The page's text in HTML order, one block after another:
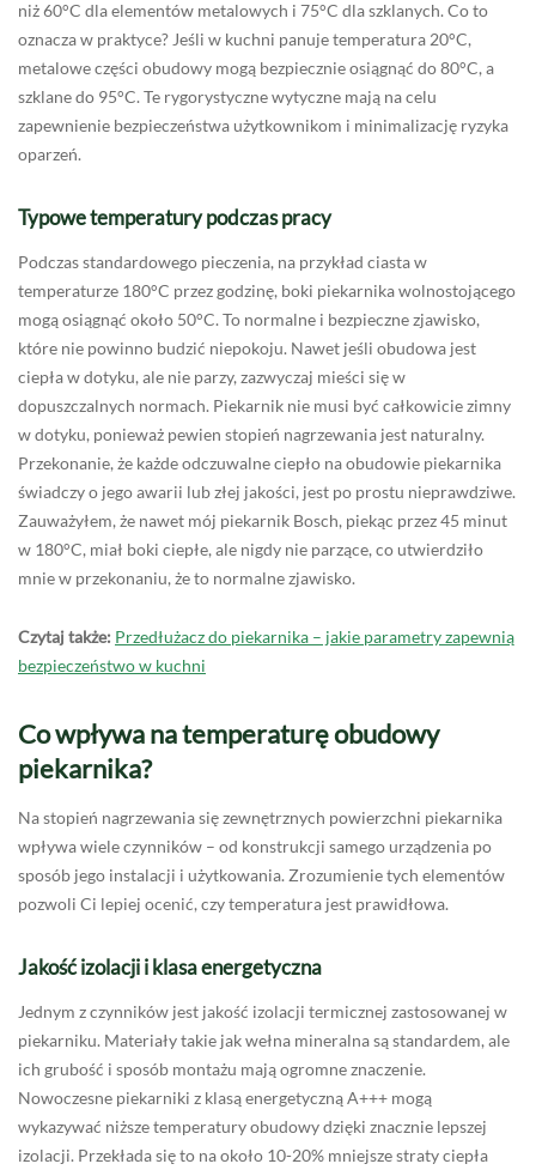
niż 60°C dla elementów metalowych i 75°C dla szklanych. Co to
oznacza w praktyce? Jeśli w kuchni panuje temperatura 20°C,
metalowe części obudowy mogą bezpiecznie osiągnąć do 80°C, a
szklane do 95°C. Te rygorystyczne wytyczne mają na celu
zapewnienie bezpieczeństwa użytkownikom i minimalizację ryzyka
oparzeń.
Typowe temperatury podczas pracy
Podczas standardowego pieczenia, na przykład ciasta w
temperaturze 180°C przez godzinę, boki piekarnika wolnostojącego
mogą osiągnąć około 50°C. To normalne i bezpieczne zjawisko,
które nie powinno budzić niepokoju. Nawet jeśli obudowa jest
ciepła w dotyku, ale nie parzy, zazwyczaj mieści się w
dopuszczalnych normach. Piekarnik nie musi być całkowicie zimny
w dotyku, ponieważ pewien stopień nagrzewania jest naturalny.
Przekonanie, że każde odczuwalne ciepło na obudowie piekarnika
świadczy o jego awarii lub złej jakości, jest po prostu nieprawdziwe.
Zauważyłem, że nawet mój piekarnik Bosch, piekąc przez 45 minut
w 180°C, miał boki ciepłe, ale nigdy nie parzące, co utwierdziło
mnie w przekonaniu, że to normalne zjawisko.
Czytaj także: Przedłużacz do piekarnika – jakie parametry zapewnią
bezpieczeństwo w kuchni
Co wpływa na temperaturę obudowy
piekarnika?
Na stopień nagrzewania się zewnętrznych powierzchni piekarnika
wpływa wiele czynników – od konstrukcji samego urządzenia po
sposób jego instalacji i użytkowania. Zrozumienie tych elementów
pozwoli Ci lepiej ocenić, czy temperatura jest prawidłowa.
Jakość izolacji i klasa energetyczna
Jednym z czynników jest jakość izolacji termicznej zastosowanej w
piekarniku. Materiały takie jak wełna mineralna są standardem, ale
ich grubość i sposób montażu mają ogromne znaczenie.
Nowoczesne piekarniki z klasą energetyczną A+++ mogą
wykazywać niższe temperatury obudowy dzięki znacznie lepszej
izolacji. Przekłada się to na około 10-20% mniejsze straty ciepła